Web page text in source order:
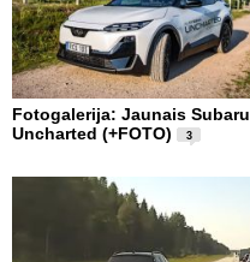
Fotogalerija: Jaunais Subaru
Uncharted (+FOTO)
3